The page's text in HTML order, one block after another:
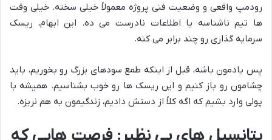
رودمپ واقعی و وضعیت فنی پروژه معمولاً خیلی سخته. خیلی وقت
ها تیم ناشناسه یا اطلاعات نادرست می ده. این ابهام، ریسک
سرمایه گذاری رو چند برابر می کنه.
پس یادمون باشه، قبل از اینکه طمع سودهای بزرگ رو بخوریم، باید
چشامون رو باز کنیم و این ریسک ها رو خوب بشناسیم. همیشه با
پولی وارد بشیم که اگه کلاً از دستش دادیم، زندگیمون به هم نریزه.